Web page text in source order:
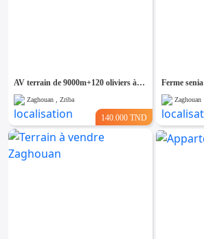
AV terrain de 9000m+120 oliviers à zaghouan
Zaghouan , Zriba
140.000 TND
Ferme senia
Zaghouan